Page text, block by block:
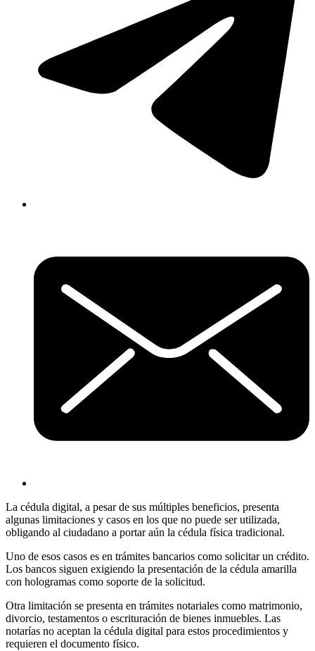
La cédula digital, a pesar de sus múltiples beneficios, presenta
algunas limitaciones y casos en los que no puede ser utilizada,
obligando al ciudadano a portar aún la cédula física tradicional.
Uno de esos casos es en trámites bancarios como solicitar un crédito.
Los bancos siguen exigiendo la presentación de la cédula amarilla
con hologramas como soporte de la solicitud.
Otra limitación se presenta en trámites notariales como matrimonio,
divorcio, testamentos o escrituración de bienes inmuebles. Las
notarías no aceptan la cédula digital para estos procedimientos y
requieren el documento físico.